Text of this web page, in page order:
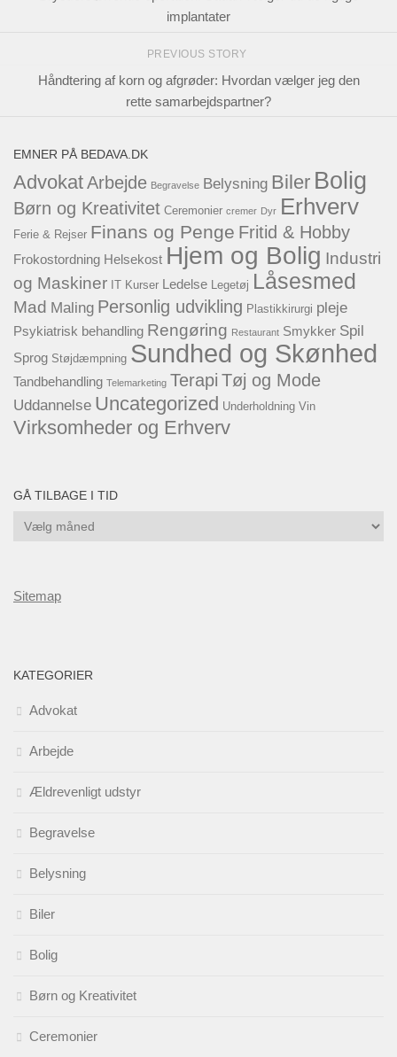
implantater
PREVIOUS STORY
Håndtering af korn og afgrøder: Hvordan vælger jeg den
rette samarbejdspartner?
EMNER PÅ BEDAVA.DK
AdvokatArbejde Begravelse Belysning Biler Bolig
Børn og Kreativitet Ceremonier cremer Dyr Erhverv
Ferie & Rejser Finans og Penge Fritid & Hobby
Frokostordning Helsekost Hjem og Bolig Industri
og Maskiner IT Kurser Ledelse Legetøj Låsesmed
Mad Maling Personlig udvikling Plastikkirurgi pleje
Psykiatrisk behandling Rengøring Restaurant Smykker Spil
Sprog Støjdæmpning Sundhed og Skønhed
Tandbehandling Telemarketing Terapi Tøj og Mode
Uddannelse Uncategorized Underholdning Vin
Virksomheder og Erhverv
GÅ TILBAGE I TID
Gå
Sitemap
KATEGORIER
Advokat
Arbejde
Ældrevenligt udstyr
Begravelse
Belysning
Biler
Bolig
Børn og Kreativitet
Ceremonier